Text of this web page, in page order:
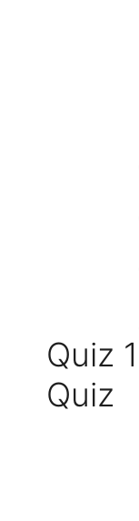
Quiz 1
Quiz